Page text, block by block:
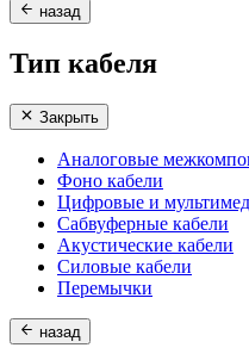
назад
Тип кабеля
Закрыть
Аналоговые
Фоно кабели
Цифровые и
Сабвуферные кабели
Акустические кабели
Силовые кабели
Перемычки
назад